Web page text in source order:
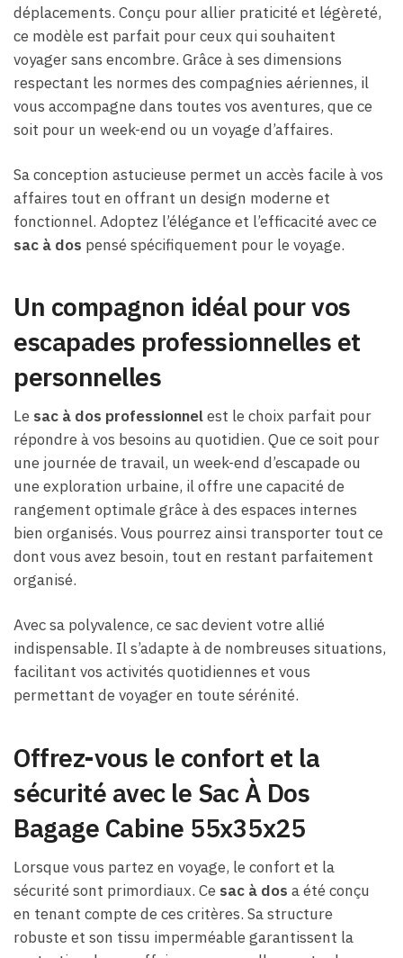
déplacements. Conçu pour allier praticité et légèreté,
ce modèle est parfait pour ceux qui souhaitent
voyager sans encombre. Grâce à ses dimensions
respectant les normes des compagnies aériennes, il
vous accompagne dans toutes vos aventures, que ce
soit pour un week-end ou un voyage d’affaires.
Sa conception astucieuse permet un accès facile à vos
affaires tout en offrant un design moderne et
fonctionnel. Adoptez l’élégance et l’efficacité avec ce
sac à dos pensé spécifiquement pour le voyage.
Un compagnon idéal pour vos
escapades professionnelles et
personnelles
Le sac à dos professionnelest le choix parfait pour
répondre à vos besoins au quotidien. Que ce soit pour
une journée de travail, un week-end d’escapade ou
une exploration urbaine, il offre une capacité de
rangement optimale grâce à des espaces internes
bien organisés. Vous pourrez ainsi transporter tout ce
dont vous avez besoin, tout en restant parfaitement
organisé.
Avec sa polyvalence, ce sac devient votre allié
indispensable. Il s’adapte à de nombreuses situations,
facilitant vos activités quotidiennes et vous
permettant de voyager en toute sérénité.
Offrez-vous le confort et la
sécurité avec le Sac À Dos
Bagage Cabine 55x35x25
Lorsque vous partez en voyage, le confort et la
sécurité sont primordiaux. Ce sac à dos a été conçu
en tenant compte de ces critères. Sa structure
robuste et son tissu imperméable garantissent la